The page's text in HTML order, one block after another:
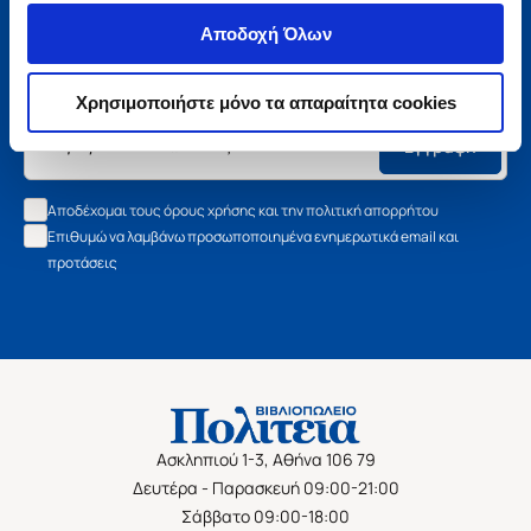
Αποδοχή Όλων
Χρησιμοποιήστε μόνο τα απαραίτητα cookies
Μάθετε τα νέα της Πολιτείας
Εγγραφείτε στο newsletter μας και μάθετε πρώτοι όλα τα
νέα βιβλία, τις εξαιρετικές τιμές και τις εκδηλώσεις μας.
Εγγραφή
Αποδέχομαι τους όρους χρήσης και την πολιτική απορρήτου
Επιθυμώ να λαμβάνω προσωποποιημένα ενημερωτικά email και
προτάσεις
Ασκληπιού 1-3, Αθήνα 106 79
Δευτέρα - Παρασκευή 09:00-21:00
Σάββατο 09:00-18:00